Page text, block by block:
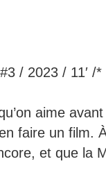
/ 2023 / 11′ /*
aime
faire un film.
et que la